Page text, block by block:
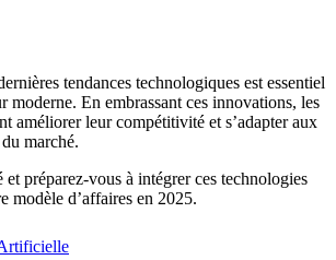
tendances technologiques est essentiel
moderne. En embrassant ces innovations, les
améliorer leur compétitivité et s’adapter aux
marché.
et préparez-vous à intégrer ces technologies
modèle d’affaires en 2025.